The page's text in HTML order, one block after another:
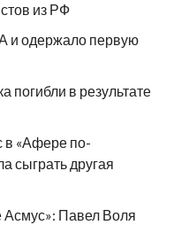
из РФ
и одержало первую
погибли в результате
в «Афере по-
сыграть другая
Асмус»: Павел Воля